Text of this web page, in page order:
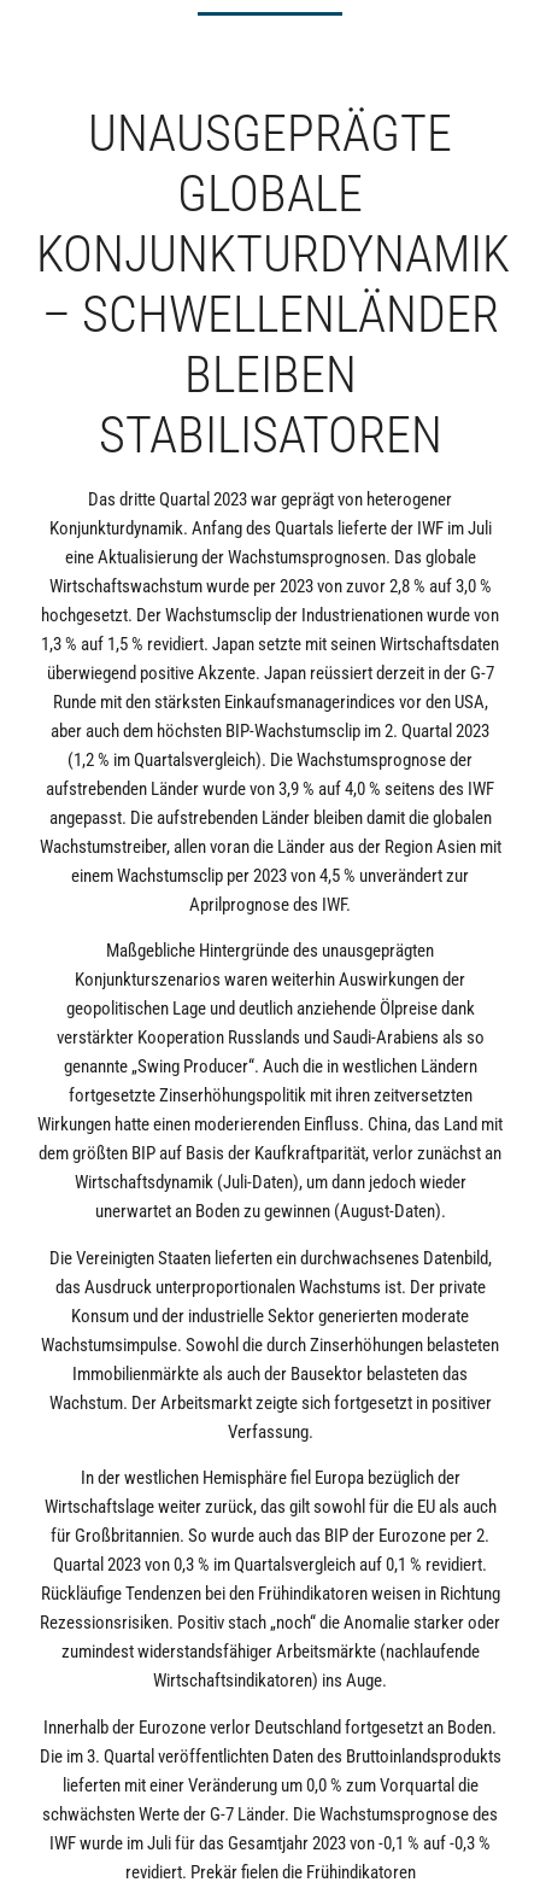
UNAUSGEPRÄGTE
GLOBALE
KONJUNKTURDYNAMIK
– SCHWELLENLÄNDER
BLEIBEN
STABILISATOREN
Das dritte Quartal 2023 war geprägt von heterogener
Konjunkturdynamik. Anfang des Quartals lieferte der IWF im Juli
eine Aktualisierung der Wachstumsprognosen. Das globale
Wirtschaftswachstum wurde per 2023 von zuvor 2,8 % auf 3,0 %
hochgesetzt. Der Wachstumsclip der Industrienationen wurde von
1,3 % auf 1,5 % revidiert. Japan setzte mit seinen Wirtschaftsdaten
überwiegend positive Akzente. Japan reüssiert derzeit in der G-7
Runde mit den stärksten Einkaufsmanagerindices vor den USA,
aber auch dem höchsten BIP-Wachstumsclip im 2. Quartal 2023
(1,2 % im Quartalsvergleich). Die Wachstumsprognose der
aufstrebenden Länder wurde von 3,9 % auf 4,0 % seitens des IWF
angepasst. Die aufstrebenden Länder bleiben damit die globalen
Wachstumstreiber, allen voran die Länder aus der Region Asien mit
einem Wachstumsclip per 2023 von 4,5 % unverändert zur
Aprilprognose des IWF.
Maßgebliche Hintergründe des unausgeprägten
Konjunkturszenarios waren weiterhin Auswirkungen der
geopolitischen Lage und deutlich anziehende Ölpreise dank
verstärkter Kooperation Russlands und Saudi-Arabiens als so
genannte „Swing Producer“. Auch die in westlichen Ländern
fortgesetzte Zinserhöhungspolitik mit ihren zeitversetzten
Wirkungen hatte einen moderierenden Einfluss. China, das Land mit
dem größten BIP auf Basis der Kaufkraftparität, verlor zunächst an
Wirtschaftsdynamik (Juli-Daten), um dann jedoch wieder
unerwartet an Boden zu gewinnen (August-Daten).
Die Vereinigten Staaten lieferten ein durchwachsenes Datenbild,
das Ausdruck unterproportionalen Wachstums ist. Der private
Konsum und der industrielle Sektor generierten moderate
Wachstumsimpulse. Sowohl die durch Zinserhöhungen belasteten
Immobilienmärkte als auch der Bausektor belasteten das
Wachstum. Der Arbeitsmarkt zeigte sich fortgesetzt in positiver
Verfassung.
In der westlichen Hemisphäre fiel Europa bezüglich der
Wirtschaftslage weiter zurück, das gilt sowohl für die EU als auch
für Großbritannien. So wurde auch das BIP der Eurozone per 2.
Quartal 2023 von 0,3 % im Quartalsvergleich auf 0,1 % revidiert.
Rückläufige Tendenzen bei den Frühindikatoren weisen in Richtung
Rezessionsrisiken. Positiv stach „noch“ die Anomalie starker oder
zumindest widerstandsfähiger Arbeitsmärkte (nachlaufende
Wirtschaftsindikatoren) ins Auge.
Innerhalb der Eurozone verlor Deutschland fortgesetzt an Boden.
Die im 3. Quartal veröffentlichten Daten des Bruttoinlandsprodukts
lieferten mit einer Veränderung um 0,0 % zum Vorquartal die
schwächsten Werte der G-7 Länder. Die Wachstumsprognose des
IWF wurde im Juli für das Gesamtjahr 2023 von -0,1 % auf -0,3 %
revidiert. Prekär fielen die Frühindikatoren